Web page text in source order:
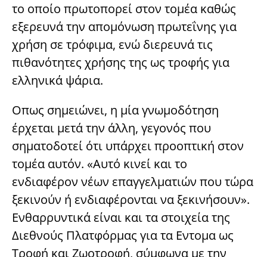
το οποίο πρωτοπορεί στον τομέα καθώς
εξερευνά την απομόνωση πρωτεΐνης για
χρήση σε τρόφιμα, ενώ διερευνά τις
πιθανότητες χρήσης της ως τροφής για
ελληνικά ψάρια.
Oπως σημειώνει, η μία γνωμοδότηση
έρχεται μετά την άλλη, γεγονός που
σηματοδοτεί ότι υπάρχει προοπτική στον
τομέα αυτόν. «Αυτό κινεί και το
ενδιαφέρον νέων επαγγελματιών που τώρα
ξεκινούν ή ενδιαφέρονται να ξεκινήσουν».
Ενθαρρυντικά είναι και τα στοιχεία της
Διεθνούς Πλατφόρμας για τα Eντομα ως
Τροφή και Ζωοτροφή, σύμφωνα με την